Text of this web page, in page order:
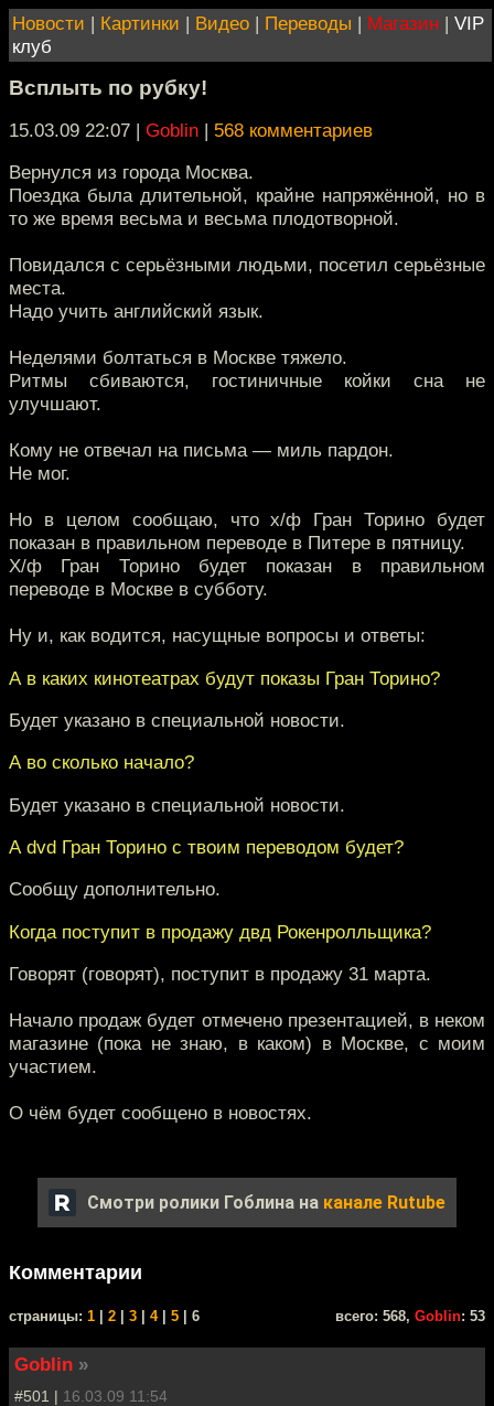
Новости | Картинки | Видео | Переводы | Магазин | VIP
клуб
Всплыть по рубку!
15.03.09 22:07 | Goblin | 568 комментариев
Вернулся из города Москва.
Поездка была длительной, крайне напряжённой, но в
то же время весьма и весьма плодотворной.
Повидался с серьёзными людьми, посетил серьёзные
места.
Надо учить английский язык.
Неделями болтаться в Москве тяжело.
Ритмы сбиваются, гостиничные койки сна не
улучшают.
Кому не отвечал на письма — миль пардон.
Не мог.
Но в целом сообщаю, что х/ф Гран Торино будет
показан в правильном переводе в Питере в пятницу.
Х/ф Гран Торино будет показан в правильном
переводе в Москве в субботу.
Ну и, как водится, насущные вопросы и ответы:
А в каких кинотеатрах будут показы Гран Торино?
Будет указано в специальной новости.
А во сколько начало?
Будет указано в специальной новости.
А dvd Гран Торино с твоим переводом будет?
Сообщу дополнительно.
Когда поступит в продажу двд Рокенролльщика?
Говорят (говорят), поступит в продажу 31 марта.
Начало продаж будет отмечено презентацией, в неком
магазине (пока не знаю, в каком) в Москве, с моим
участием.
О чём будет сообщено в новостях.
Смотри ролики Гоблина на канале Rutube
Комментарии
cтраницы: 1 2 3 4| 5 | 6 всего: 568, Goblin: 53
Goblin »
#501 | 16.03.09 11:54